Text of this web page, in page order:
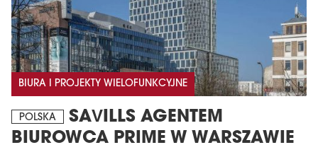
BIURA I PROJEKTY WIELOFUNKCYJNE
POLSKA
SAVILLS AGENTEM
BIUROWCA PRIME W WARSZAWIE